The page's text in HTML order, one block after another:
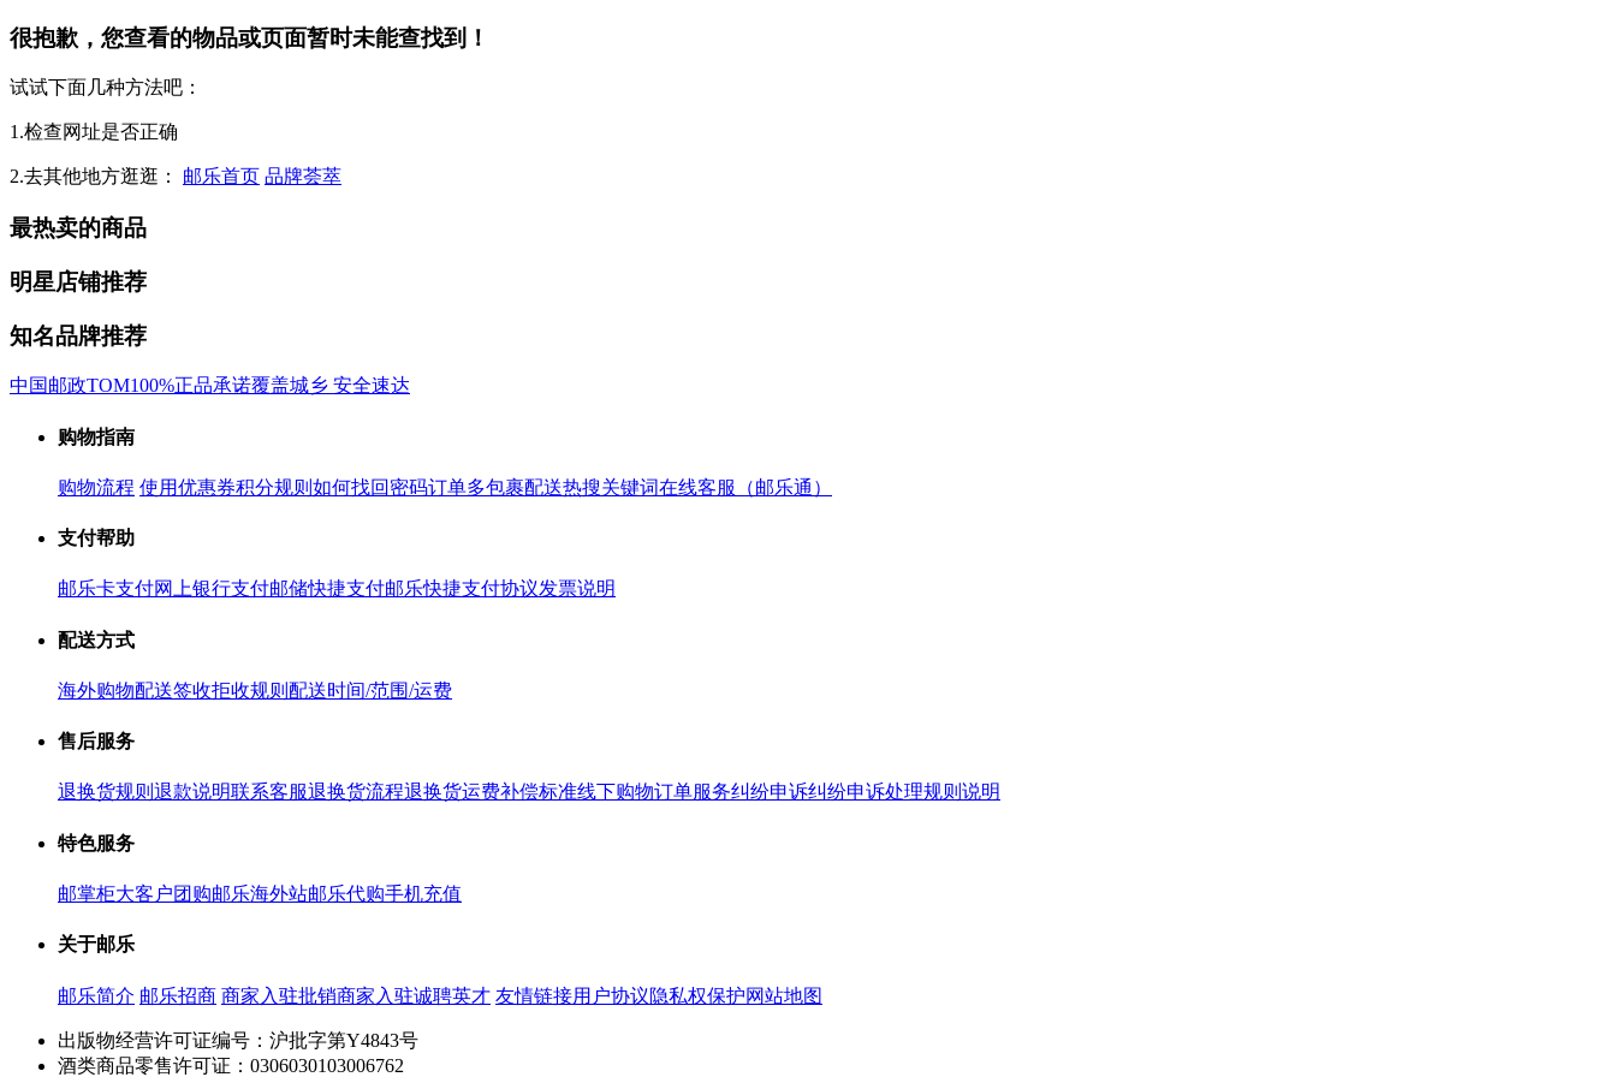
很抱歉，您查看的物品或页面暂时未能查找到！
试试下面几种方法吧：
1.检查网址是否正确
2.去其他地方逛逛： 邮乐首页 品牌荟萃
最热卖的商品
明星店铺推荐
知名品牌推荐
中国邮政TOM100%正品承诺覆盖城乡 安全速达
购物指南
购物流程 使用优惠券积分规则 如何找回密码订单多包裹配送热搜关键词在线客服（邮乐通）
支付帮助
邮乐卡支付网上银行支付邮储快捷支付邮乐快捷支付协议发票说明
配送方式
海外购物配送签收拒收规则 配送时间/范围/运费
售后服务
退换货规则 退款说明联系客服退换货流程退换货运费补偿标准线下购物订单服务纠纷申诉纠纷申诉处理规则说明
特色服务
邮掌柜大客户团购邮乐海外站邮乐代购手机充值
关于邮乐
邮乐简介 邮乐招商 商家入驻批销商家入驻诚聘英才 友情链接用户协议隐私权保护网站地图
出版物经营许可证编号：沪批字第Y4843号
酒类商品零售许可证：0306030103006762